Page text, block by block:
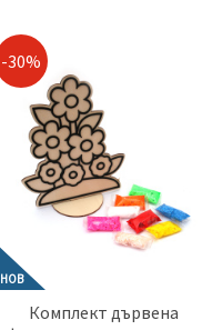
-30%
НОВ
Комплект дървена